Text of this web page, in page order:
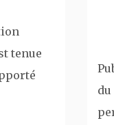
tenue
du